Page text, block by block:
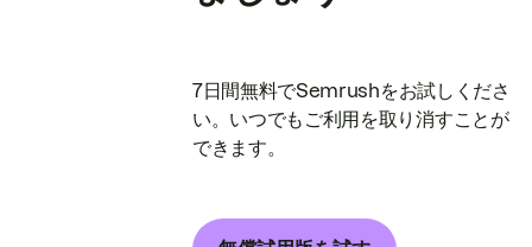
7日間無料でSemrushをお試しくださ
い。いつでもご利用を取り消すことが
できます。